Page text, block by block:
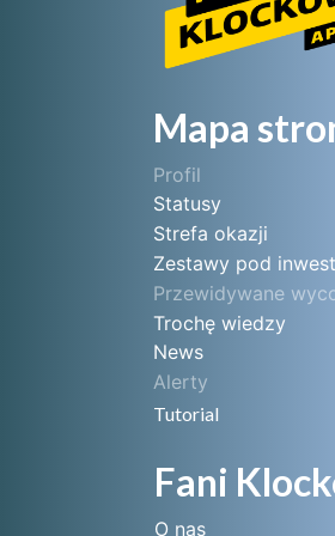
Mapa
Profil
Statusy
Strefa okazji
Zestawy pod
Przewidywane
Trochę wiedzy
News
Alerty
Tutorial
Fani
O nas